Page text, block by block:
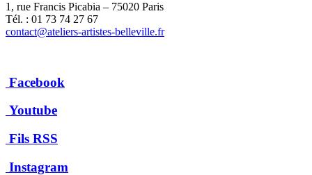
1, rue Francis Picabia – 75020 Paris
Tél. : 01 73 74 27 67
contact@ateliers-artistes-belleville.fr
Facebook
Youtube
Fils RSS
Instagram